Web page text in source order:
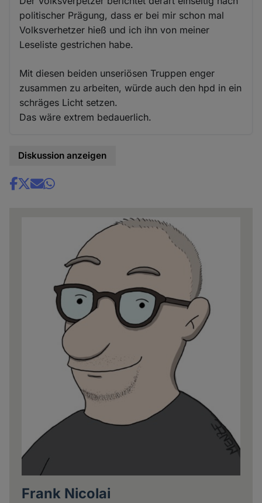
politischer Prägung, dass er bei mir schon mal
Volksverhetzer hieß und ich ihn von meiner
Leseliste gestrichen habe.
Mit diesen beiden unseriösen Truppen enger
zusammen zu arbeiten, würde auch den hpd in ein
schräges Licht setzen.
Das wäre extrem bedauerlich.
Diskussion anzeigen
Share
Frank Nicolai